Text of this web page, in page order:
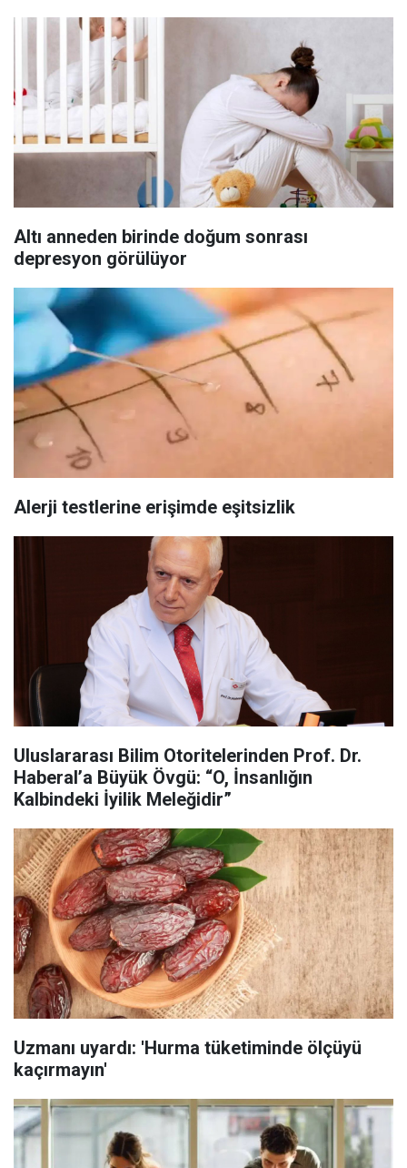
Altı anneden birinde doğum sonrası
depresyon görülüyor
Alerji testlerine erişimde eşitsizlik
Uluslararası Bilim Otoritelerinden Prof. Dr.
Haberal’a Büyük Övgü: “O, İnsanlığın
Kalbindeki İyilik Meleğidir”
Uzmanı uyardı: 'Hurma tüketiminde ölçüyü
kaçırmayın'